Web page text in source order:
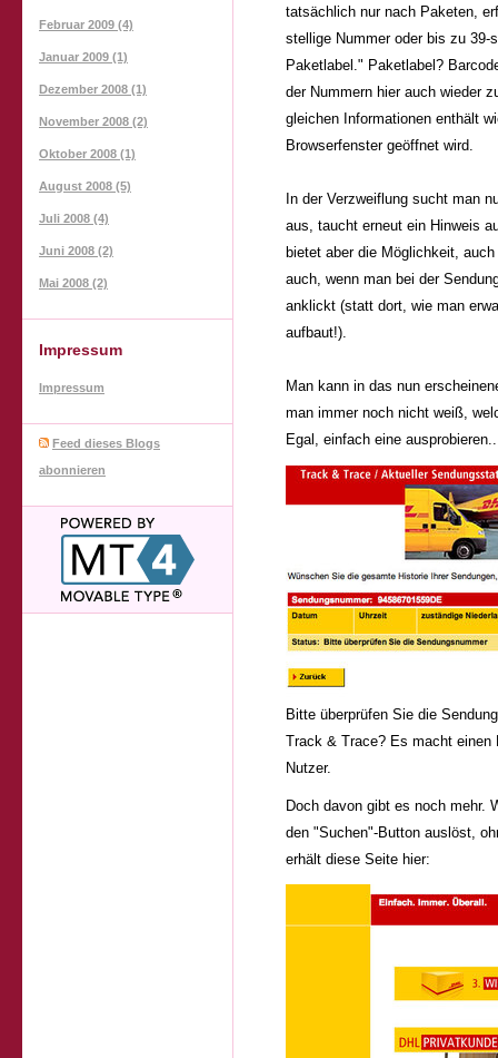
tatsächlich nur nach Paketen,
stellige Nummer oder bis zu
Paketlabel." Paketlabel?
der Nummern hier auch wieder
gleichen Informationen enthält
Browserfenster geöffnet wird.
In der Verzweiflung sucht man
aus, taucht erneut ein Hinweis
bietet aber die Möglichkeit,
auch, wenn man bei der
anklickt (statt dort, wie man
aufbaut!).
Man kann in das nun
man immer noch nicht weiß,
Egal, einfach eine
Bitte überprüfen Sie die
Track & Trace? Es macht einen
Nutzer.
Doch davon gibt es noch mehr.
den "Suchen"-Button auslöst,
erhält diese Seite hier:
Februar 2009 (4)
Januar 2009 (1)
Dezember 2008 (1)
November 2008 (2)
Oktober 2008 (1)
August 2008 (5)
Juli 2008 (4)
Juni 2008 (2)
Mai 2008 (2)
Impressum
Impressum
Feed dieses Blogs
abonnieren